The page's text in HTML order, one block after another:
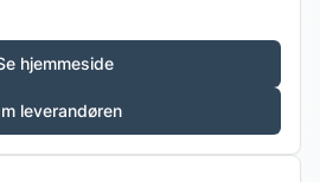
hjemmeside
leverandøren